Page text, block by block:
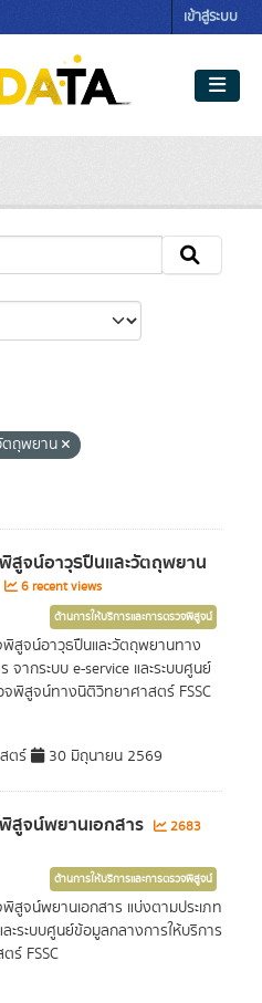
เข้าสู่ระบบ
ถุพยาน
สูจน์อาวุธปืนและวัตถุพยาน
6 recent views
ด้านการให้บริการและการตรวจพิสูจน์
สูจน์อาวุธปืนและวัตถุพยานทาง
ากระบบ e-service และระบบศูนย์
จพิสูจน์ทางนิติวิทยาศาสตร์ FSSC
ตร์ 30 มิถุนายน 2569
สูจน์พยานเอกสาร
2683
ด้านการให้บริการและการตรวจพิสูจน์
จน์พยานเอกสาร แบ่งตามประเภท
ะระบบศูนย์ข้อมูลกลางการให้บริการ
ร์ FSSC